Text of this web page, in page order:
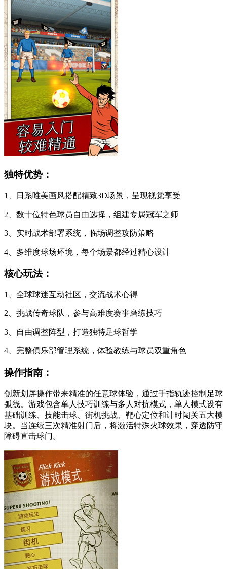
独特优势：
1、日系唯美画风搭配精致3D场景，呈现视觉享受
2、数十位特色球员自由选择，组建专属冠军之师
3、实时战术部署系统，临场调整攻防策略
4、多维度球场环境，每个场景都经过精心设计
核心玩法：
1、全球球迷互动社区，交流战术心得
2、挑战传奇球队，参与高难度赛事磨练技巧
3、自由调整阵型，打造独特足球哲学
4、完整俱乐部管理系统，体验教练与球员双重角色
操作指南：
创新划屏操作带来精准的任意球体验，通过手指轨迹控制足球
弧线。游戏包含单人技巧训练与多人对抗模式，单人模式设有
基础训练、技能击球、街机挑战、靶心定位和计时闯关五大模
块。当连续三次精准射门后，将激活特殊火球效果，穿透防守
障碍直击球门。